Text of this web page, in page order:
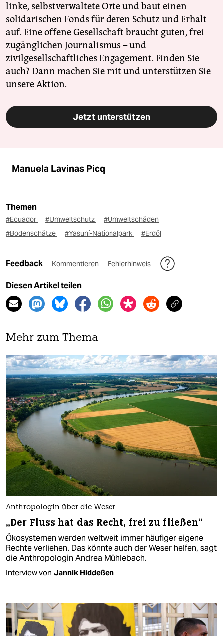
linke, selbstverwaltete Orte und baut einen
solidarischen Fonds für deren Schutz und Erhalt
auf. Eine offene Gesellschaft braucht guten, frei
zugänglichen Journalismus – und
zivilgesellschaftliches Engagement. Finden Sie
auch? Dann machen Sie mit und unterstützen Sie
unsere Aktion.
Jetzt unterstützen
Manuela Lavinas Picq
Themen
#Ecuador #Umweltschutz
#Umweltschäden
#Bodenschätze
#Yasuní-Nationalpark #Erdöl
Feedback Kommentieren Fehlerhinweis
Diesen Artikel teilen
Mehr zum Thema
Anthropologin über die Weser
„Der Fluss hat das Recht, frei zu fließen“
Ökosystemen werden weltweit immer häufiger eigene
Rechte verliehen. Das könnte auch der Weser helfen, sagt
die Anthropologin Andrea Mühlebach.
Interview von Jannik Hiddeßen